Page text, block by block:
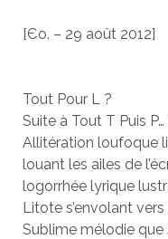
[Єo. – 29 août 2012]
Tout Pour L ?
Suite à Tout T Puis
Allitération loufoque
louant les ailes de
logorrhée lyrique
Litote s’envolant
Sublime mélodie que